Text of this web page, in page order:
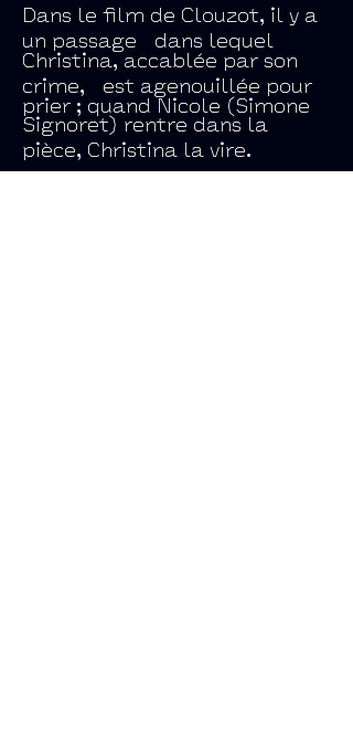
Dans le film de Clouzot, il y a
un passage dans lequel
Christina, accablée par son
crime, est agenouillée pour
prier ; quand Nicole (Simone
Signoret) rentre dans la
pièce, Christina la vire.